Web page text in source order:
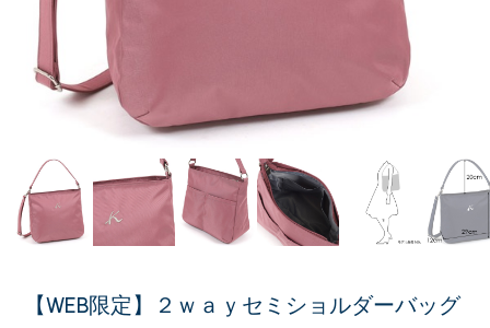
【WEB限定】２ｗａｙセミショルダーバッグ